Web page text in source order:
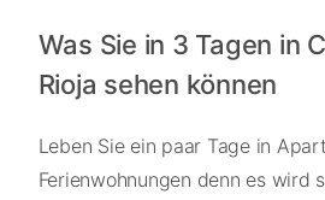
Was Sie in 3 Tagen in
Rioja sehen können
Leben Sie ein paar Tage in
Ferienwohnungen denn es wird